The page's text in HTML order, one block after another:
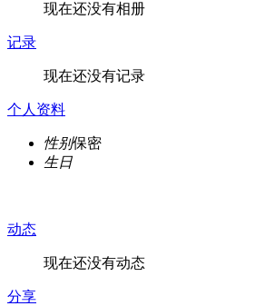
现在还没有相册
记录
现在还没有记录
个人资料
性别保密
生日
动态
现在还没有动态
分享